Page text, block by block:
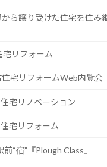
ら譲り受けた住宅を住み
宅リフォーム
宅リフォームWeb内覧会
宅リノベーション
宅リフォーム
“宿”『Plough Class』